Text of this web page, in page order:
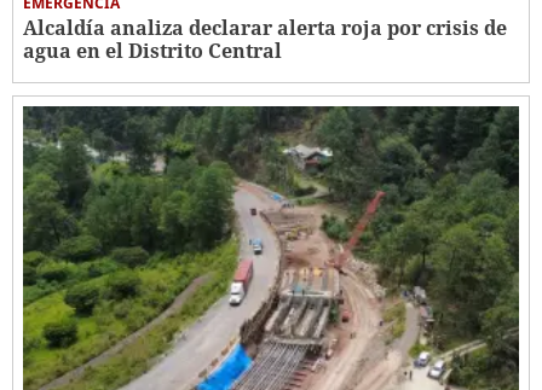
Alcaldía analiza declarar alerta roja por crisis de
agua en el Distrito Central